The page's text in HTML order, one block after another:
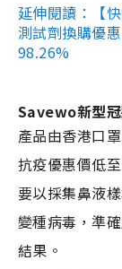
延伸閱讀：【
測試劑換購優
98.26%
Savewo新型
產品由香港口
抗疫優惠價低
要以採集鼻液
變種病毒，準
結果。